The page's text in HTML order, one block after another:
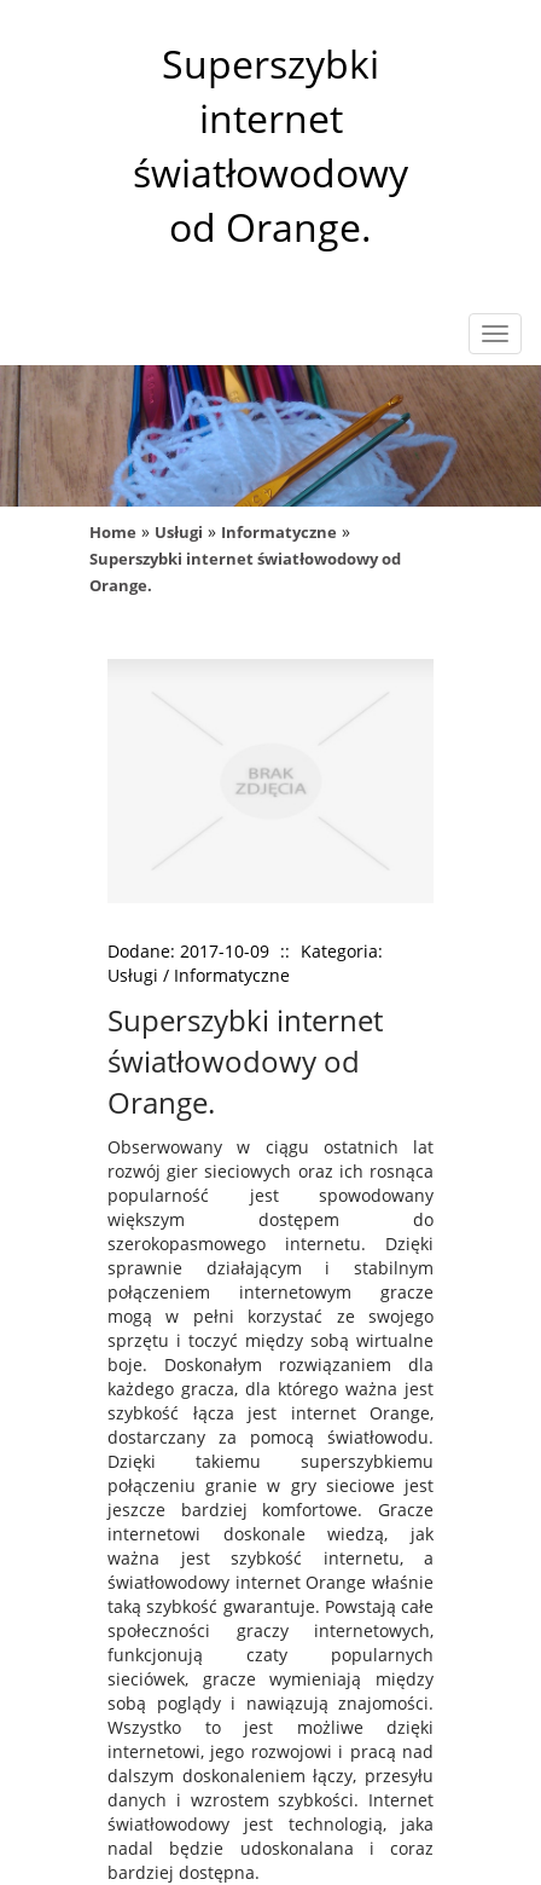
Superszybki
internet
światłowodowy
od Orange.
Home » Usługi » Informatyczne »
Superszybki internet światłowodowy od
Orange.
Dodane: 2017-10-09 :: Kategoria:
Usługi / Informatyczne
Superszybki internet
światłowodowy od
Orange.
Obserwowany w ciągu ostatnich lat
rozwój gier sieciowych oraz ich rosnąca
popularność jest spowodowany
większym dostępem do
szerokopasmowego internetu. Dzięki
sprawnie działającym i stabilnym
połączeniem internetowym gracze
mogą w pełni korzystać ze swojego
sprzętu i toczyć między sobą wirtualne
boje. Doskonałym rozwiązaniem dla
każdego gracza, dla którego ważna jest
szybkość łącza jest internet Orange,
dostarczany za pomocą światłowodu.
Dzięki takiemu superszybkiemu
połączeniu granie w gry sieciowe jest
jeszcze bardziej komfortowe. Gracze
internetowi doskonale wiedzą, jak
ważna jest szybkość internetu, a
światłowodowy internet Orange właśnie
taką szybkość gwarantuje. Powstają całe
społeczności graczy internetowych,
funkcjonują czaty popularnych
sieciówek, gracze wymieniają między
sobą poglądy i nawiązują znajomości.
Wszystko to jest możliwe dzięki
internetowi, jego rozwojowi i pracą nad
dalszym doskonaleniem łączy, przesyłu
danych i wzrostem szybkości. Internet
światłowodowy jest technologią, jaka
nadal będzie udoskonalana i coraz
bardziej dostępna.